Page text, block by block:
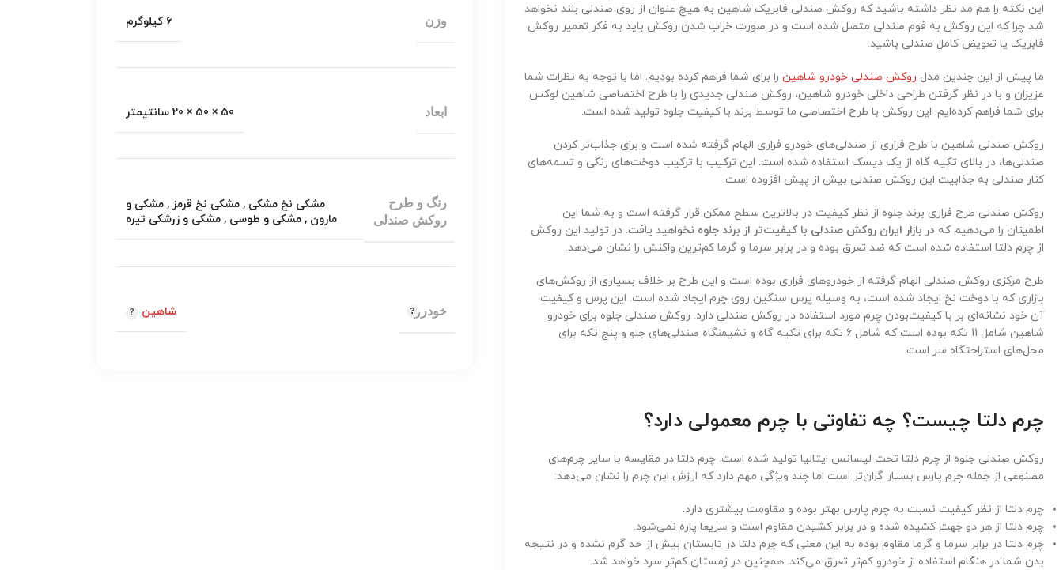
این نکته را هم مد نظر داشته باشید که روکش صندلی فابریک شاهین به هیچ عنوان از روی صندلی بلند نخواهد
شد چرا که این روکش به فوم صندلی متصل شده است و در صورت خراب شدن روکش باید به فکر تعمیر روکش
فابریک یا تعویض کامل صندلی باشید.
ما پیش از این چندین مدل روکش صندلی خودرو شاهین را برای شما فراهم کرده‌ بودیم. اما با توجه به نظرات شما
عزیزان و با در نظر گرفتن طراحی داخلی خودرو شاهین، روکش صندلی جدیدی را با طرح اختصاصی شاهین لوکس
برای شما فراهم کرده‌ایم. این روکش با طرح اختصاصی ما توسط برند با کیفیت جلوه تولید شده است.
روکش صندلی شاهین با طرح فراری از صندلی‌های خودرو فراری الهام گرفته شده است و برای جذاب‌تر کردن
صندلی‌ها، در بالای تکیه گاه از یک دیسک استفاده شده است. این ترکیب با ترکیب دوخت‌های رنگی و تسمه‌های
کنار صندلی به جذابیت این روکش صندلی بیش از پیش افزوده است.
روکش صندلی طرح فراری برند جلوه از نظر کیفیت در بالاترین سطح ممکن قرار گرفته است و به شما این
اطمینان را می‌دهیم که در بازار ایران روکش صندلی با کیفیت‌تر از برند جلوه نخواهید یافت. در تولید این روکش
از چرم دلتا استفاده شده است که ضد تعرق بوده و در برابر سرما و گرما کم‌ترین واکنش را نشان می‌دهد.
طرح مرکزی روکش صندلی الهام گرفته از خودروهای فراری بوده است و این طرح بر خلاف بسیاری از روکش‌های
بازاری که با دوخت نخ ایجاد شده است، به وسیله پرس سنگین روی چرم ایجاد شده است. این پرس و کیفیت
آن خود نشانه‌ای بر با کیفیت‌بودن چرم مورد استفاده در روکش صندلی دارد. روکش صندلی جلوه برای خودرو
شاهین شامل 11 تکه بوده است که شامل 6 تکه برای تکیه گاه و نشیمنگاه صندلی‌های جلو و پنج تکه برای
محل‌های استراحتگاه سر است.
چرم دلتا چیست؟ چه تفاوتی با چرم معمولی دارد؟
روکش صندلی جلوه از چرم دلتا تحت لیسانس ایتالیا تولید شده است. چرم دلتا در مقایسه با سایر چرم‌های
مصنوعی از جمله چرم پارس بسیار گران‌تر است اما چند ویژگی مهم دارد که ارزش این چرم را نشان می‌دهد:
چرم دلتا از نظر کیفیت نسبت به چرم پارس بهتر بوده و مقاومت بیشتری دارد.
چرم دلتا از هر دو جهت کشیده شده و در برابر کشیدن مقاوم است و سریعا پاره نمی‌شود.
چرم دلتا در برابر سرما و گرما مقاوم بوده به این معنی که چرم دلتا در تابستان بیش از حد گرم نشده و در نتیجه
بدن شما در هنگام استفاده از خودرو کم‌تر تعرق می‌کند. همچنین در زمستان کم‌تر سرد خواهد شد.
وزن 6 کیلوگرم
ابعاد 50 × 50 × 20 سانتیمتر
رنگ و طرح
روکش صندلی
مشکی نخ مشکی ,مشکی نخ قرمز ,مشکی و
مارون ,مشکی و طوسی ,مشکی و زرشکی تیره
خودرو شاهین